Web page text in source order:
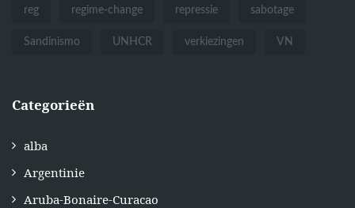
reg regime-change repressie sabotage
Sandinismo UNHCR verkiezingen VN
Categorieën
alba
Argentinie
Aruba-Bonaire-Curacao